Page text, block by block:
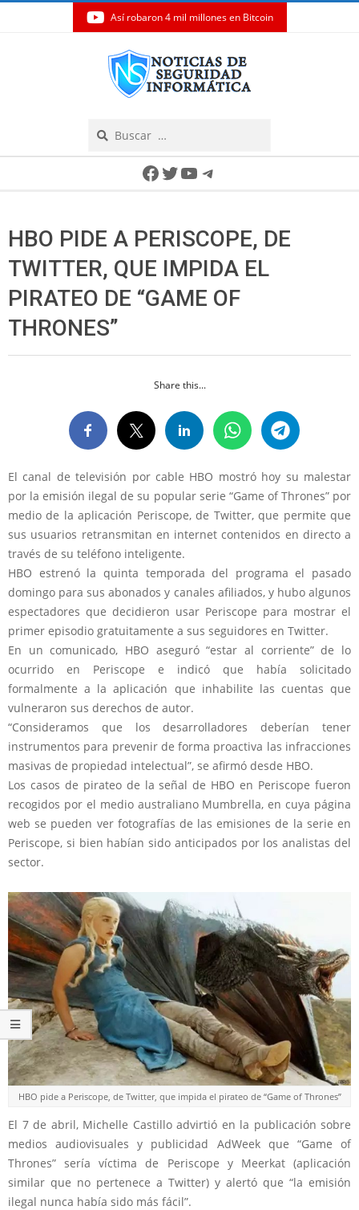
Así robaron 4 mil millones en Bitcoin
Facebook
Twitter
YouTube
Telegram
HBO PIDE A PERISCOPE, DE
TWITTER, QUE IMPIDA EL
PIRATEO DE “GAME OF
THRONES”
Share this...
El canal de televisión por cable HBO mostró hoy su malestar
por la emisión ilegal de su popular serie “Game of Thrones” por
medio de la aplicación Periscope, de Twitter, que permite que
sus usuarios retransmitan en internet contenidos en directo a
través de su teléfono inteligente.
HBO estrenó la quinta temporada del programa el pasado
domingo para sus abonados y canales afiliados, y hubo algunos
espectadores que decidieron usar Periscope para mostrar el
primer episodio gratuitamente a sus seguidores en Twitter.
En un comunicado, HBO aseguró “estar al corriente” de lo
ocurrido en Periscope e indicó que había solicitado
formalmente a la aplicación que inhabilite las cuentas que
vulneraron sus derechos de autor.
“Consideramos que los desarrolladores deberían tener
instrumentos para prevenir de forma proactiva las infracciones
masivas de propiedad intelectual”, se afirmó desde HBO.
Los casos de pirateo de la señal de HBO en Periscope fueron
recogidos por el medio australiano Mumbrella, en cuya página
web se pueden ver fotografías de las emisiones de la serie en
Periscope, si bien habían sido anticipados por los analistas del
sector.
HBO pide a Periscope, de Twitter, que impida el pirateo de “Game of Thrones”
El 7 de abril, Michelle Castillo advirtió en la publicación sobre
medios audiovisuales y publicidad AdWeek que “Game of
Thrones” sería víctima de Periscope y Meerkat (aplicación
similar que no pertenece a Twitter) y alertó que “la emisión
ilegal nunca había sido más fácil”.